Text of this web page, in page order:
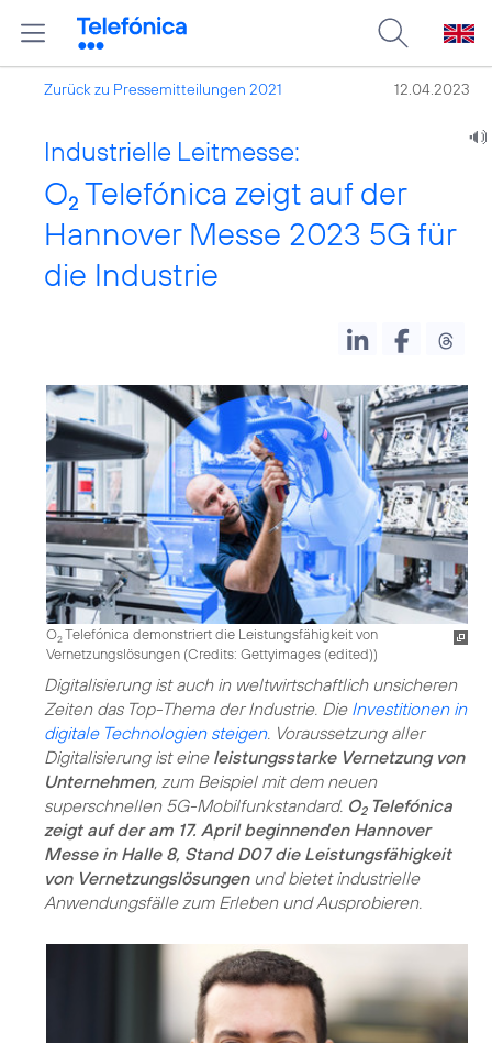
Zurück zu Pressemitteilungen 2021 12.04.2023
Industrielle Leitmesse:
O2 Telefónica zeigt auf der
Hannover Messe 2023 5G für
die Industrie
O2Telefónica demonstriert die Leistungsfähigkeit von
Vernetzungslösungen (Credits: Gettyimages (edited))
Digitalisierung ist auch in weltwirtschaftlich unsicheren
Zeiten das Top-Thema der Industrie. Die Investitionen in
digitale Technologien steigen. Voraussetzung aller
Digitalisierung ist eine leistungsstarke Vernetzung von
Unternehmen, zum Beispiel mit dem neuen
superschnellen 5G-Mobilfunkstandard. O2Telefónica
zeigt auf der am 17. April beginnenden Hannover
Messe in Halle 8, Stand D07 die Leistungsfähigkeit
von Vernetzungslösungenund bietet industrielle
Anwendungsfälle zum Erleben und Ausprobieren.